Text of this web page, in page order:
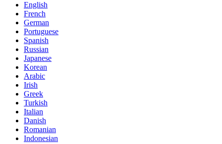
English
French
German
Portuguese
Spanish
Russian
Japanese
Korean
Arabic
Irish
Greek
Turkish
Italian
Danish
Romanian
Indonesian